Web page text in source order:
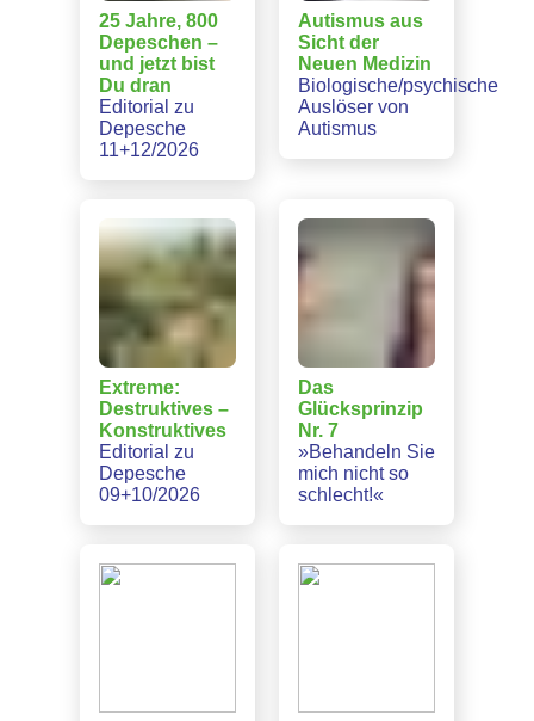
25 Jahre, 800
Depeschen –
und jetzt bist
Du dran
Editorial zu
Depesche
11+12/2026
Autismus aus
Sicht der
Neuen Medizin
Biologische/psychische
Auslöser von
Autismus
Extreme:
Destruktives –
Konstruktives
Editorial zu
Depesche
09+10/2026
Das
Glücksprinzip
Nr. 7
»Behandeln Sie
mich nicht so
schlecht!«